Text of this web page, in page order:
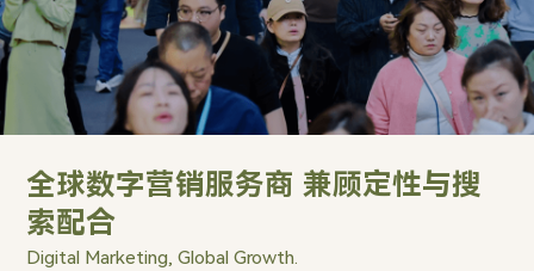
全球数字营销服务商 兼顾定性与搜
索配合
Digital Marketing, Global Growth.